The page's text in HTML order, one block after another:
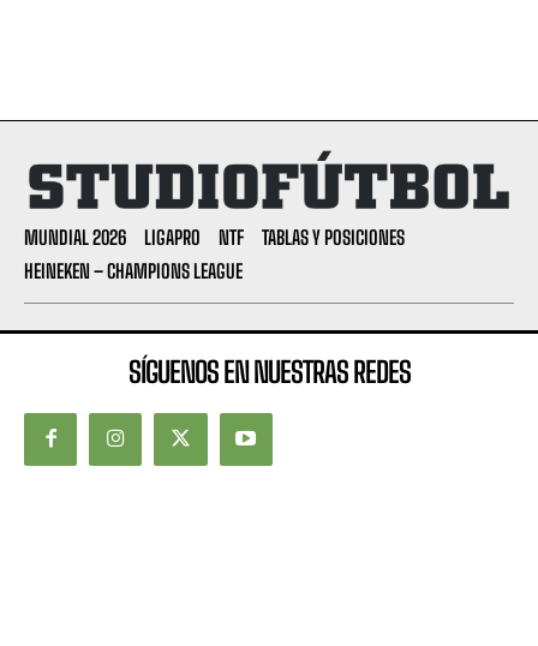
MUNDIAL 2026 LIGAPRO NTF
TABLAS Y POSICIONES
HEINEKEN – CHAMPIONS LEAGUE
SÍGUENOS EN NUESTRAS REDES